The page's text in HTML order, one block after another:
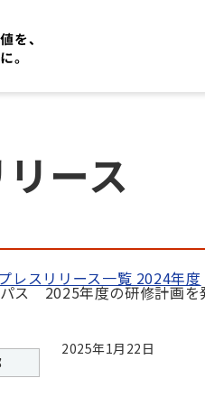
ース
レスリリース一覧 2024年度
ス 2025年度の研修計画
2025年1月22日